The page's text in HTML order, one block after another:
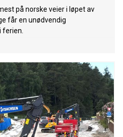
på norske veier i løpet av
får en unødvendig
ferien.